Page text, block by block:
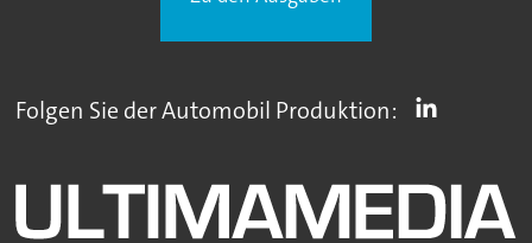
Folgen Sie der Automobil Produktion: